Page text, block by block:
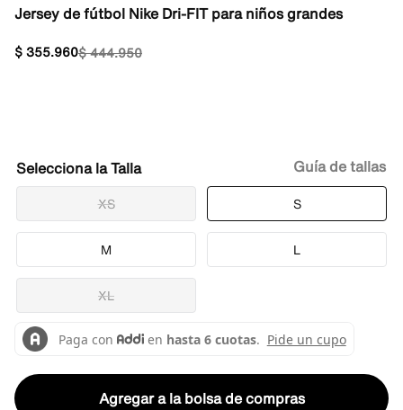
Jersey de fútbol Nike Dri-FIT para niños grandes
$444.950
$355.960
Talla
XS S
M L
XL
Guía de tallas
Agregar a la bolsa de compras